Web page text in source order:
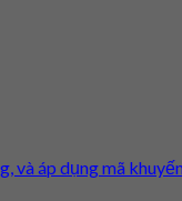
và áp dụng mã